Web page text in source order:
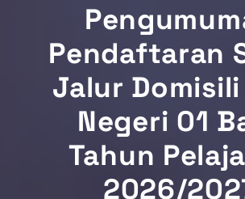
Pendaftaran
Jalur Domisili
Negeri 01
Tahun
2026/